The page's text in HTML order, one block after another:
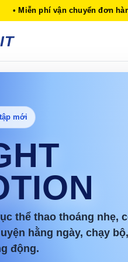
• Miễn phí vận chuyển đơn
mới
thể thao thoáng nhẹ,
hằng ngày, chạy
động.